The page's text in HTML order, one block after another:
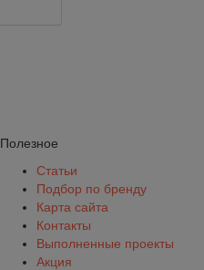
Полезное
Статьи
Подбор по бренду
Карта сайта
Контакты
Выполненные проекты
Акция